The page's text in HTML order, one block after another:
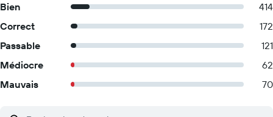
Bien
414
Correct
172
Passable
121
Médiocre
62
Mauvais
70